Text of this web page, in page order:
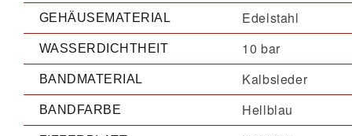
GEHÄUSEMATERIAL Edelstahl
WASSERDICHTHEIT 10 bar
BANDMATERIAL Kalbsleder
BANDFARBE Hellblau